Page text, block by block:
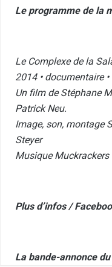
Le programme de la
Le Complexe de la
2014 • documentaire •
Un film de Stéphane
Patrick Neu.
Image, son, montage
Steyer
Musique Muckrackers
Plus d’infos/
La bande-annonce